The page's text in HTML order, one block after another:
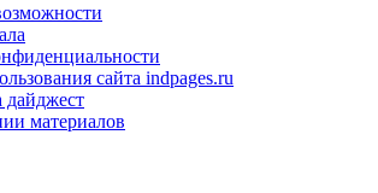
сайта indpages.ru
дайджест
материалов